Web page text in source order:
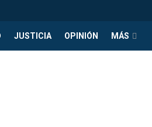
JUSTICIA OPINIÓN MÁS